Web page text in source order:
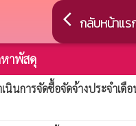
arrow_back_ios กลับหน้าแร
หาพัสดุ
นินการจัดซื้อจัดจ้างประจำเ